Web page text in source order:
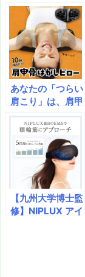
a
d
s
o
d
o
n
あなたの「つらい
肩こり」は、肩甲
骨が原因だった！
1日5分寝るだ
け、まるでプロの
施術。「肩甲骨は
がし」を自宅で実
現。姿勢改善、猫
背解消にも効果あ
り。在宅ワーク、
スマホ疲れに悩む
【九州大学博士監
修】NIPLUX アイ